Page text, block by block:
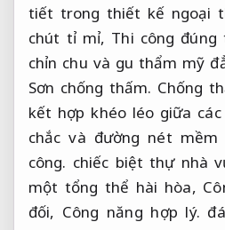
tiết trong thiết kế ngoại
chút tỉ mỉ, Thi công đúng
chỉn chu và gu thẩm mỹ
Sơn chống thấm. Chống
kết hợp khéo léo giữa
chắc và đường nét mềm
công. chiếc biệt thự nhà
một tổng thể hài hòa,
đối, Công năng hợp lý.